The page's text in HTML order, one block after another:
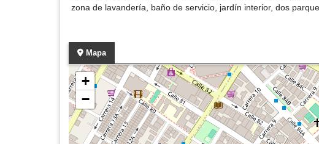
zona de lavandería, baño de servicio, jardín interior, dos
Mapa
+
−